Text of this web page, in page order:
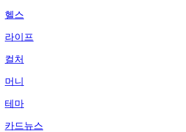
헬스
라이프
컬처
머니
테마
카드뉴스